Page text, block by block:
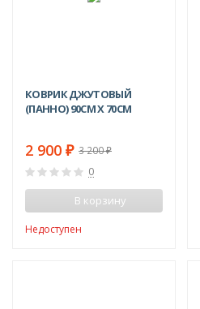
КОВРИК ДЖУТОВЫЙ
(ПАННО) 90СМ X 70СМ
2 900 ₽ 3 200₽
0
В корзину
Недоступен